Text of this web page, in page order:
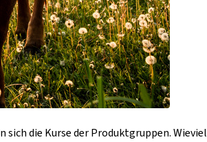
die Kurse der Produktgruppen. Wieviel